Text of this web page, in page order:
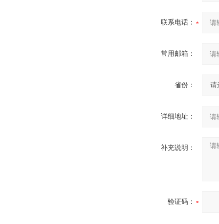
联系电话：
常用邮箱：
省份：
详细地址：
补充说明：
验证码：